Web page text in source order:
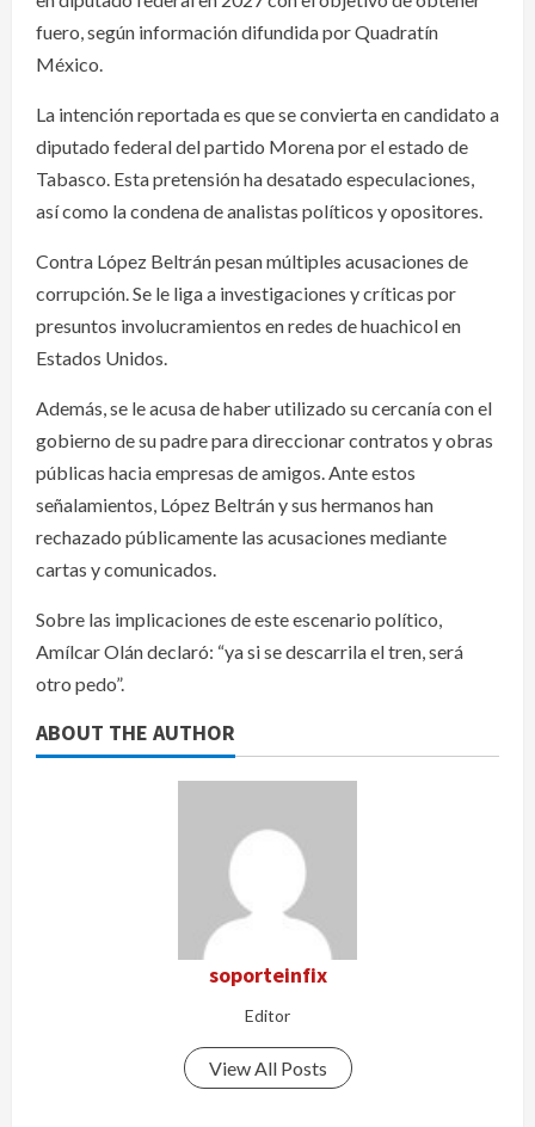
fuero, según información difundida por Quadratín
México.
La intención reportada es que se convierta en candidato a
diputado federal del partido Morena por el estado de
Tabasco. Esta pretensión ha desatado especulaciones,
así como la condena de analistas políticos y opositores.
Contra López Beltrán pesan múltiples acusaciones de
corrupción. Se le liga a investigaciones y críticas por
presuntos involucramientos en redes de huachicol en
Estados Unidos.
Además, se le acusa de haber utilizado su cercanía con el
gobierno de su padre para direccionar contratos y obras
públicas hacia empresas de amigos. Ante estos
señalamientos, López Beltrán y sus hermanos han
rechazado públicamente las acusaciones mediante
cartas y comunicados.
Sobre las implicaciones de este escenario político,
Amílcar Olán declaró: “ya si se descarrila el tren, será
otro pedo”.
ABOUT THE AUTHOR
soporteinfix
Editor
View All Posts